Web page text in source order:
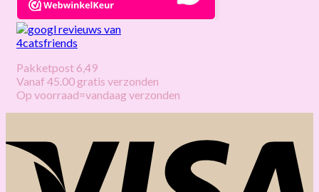
Pakketpost 6,49
Vanaf 45.00 gratis verzonden
Op voorraad=vandaag verzonden